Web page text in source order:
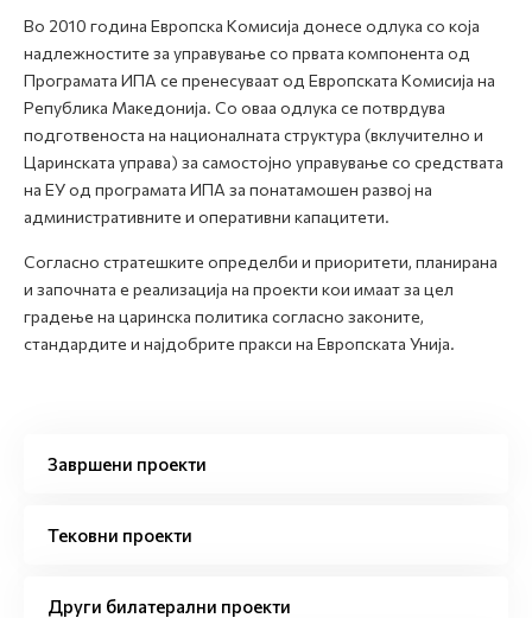
Контакт
Во 2010 година Европска Комисија донесе одлука со која
надлежностите за управување со првата компонента од
Програмата ИПА се пренесуваат од Европската Комисија на
Република Македонија. Со оваа одлука се потврдува
подготвеноста на националната структура (вклучително и
Царинската управа) за самостојно управување со средствата
на ЕУ од програмата ИПА за понатамошен развој на
административните и оперативни капацитети.
Согласно стратешките определби и приоритети, планирана
и започната е реализација на проекти кои имаат за цел
градење на царинска политика согласно законите,
стандардите и најдобрите пракси на Европската Унија.
Завршени проекти
Тековни проекти
Други билатерални проекти